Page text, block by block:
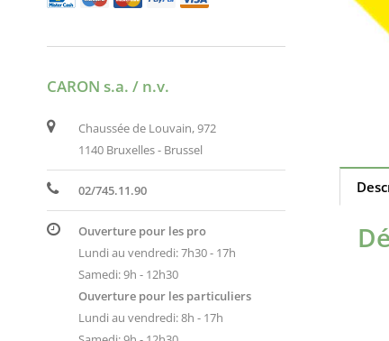
CARON s.a. / n.v.
Chaussée de Louvain, 972
1140 Bruxelles - Brussel
02/745.11.90
Ouverture pour les pro
Lundi au vendredi: 7h30 - 17h
Samedi: 9h - 12h30
Ouverture pour les particuliers
Lundi au vendredi: 8h - 17h